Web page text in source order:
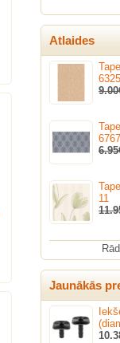
Atlaides
11
Jaunākās